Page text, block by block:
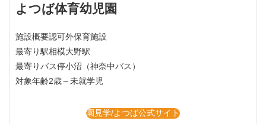
よつば体育幼児園
施設概要認可外保育施設
最寄り駅相模大野駅
最寄りバス停小沼（神奈中バス）
対象年齢2歳～未就学児
園見学/よつば公式サイト